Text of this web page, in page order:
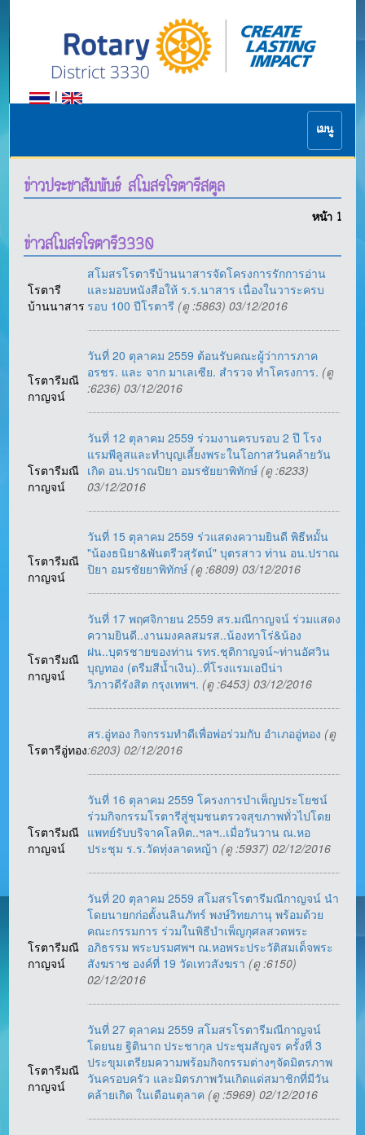
|
เมนู
ข่าวประชาสัมพันธ์ สโมสรโรตารีสตูล
หน้า 1
ข่าวสโมสรโรตารี3330
โรตารี
บ้านนาสาร
สโมสรโรตารีบ้านนาสารจัดโครงการรักการอ่าน
และมอบหนังสือให้ ร.ร.นาสาร เนื่องในวาระครบ
รอบ 100 ปีโรตารี (ดู :5863) 03/12/2016
โรตารีมณี
กาญจน์
วันที่ 20 ตุลาคม 2559 ต้อนรับคณะผู้ว่าการภาค
อรชร. และ จาก มาเลเซีย. สำรวจ ทำโครงการ. (ดู
:6236) 03/12/2016
โรตารีมณี
กาญจน์
วันที่ 12 ตุลาคม 2559 ร่วมงานครบรอบ 2 ปึ โรง
แรมพีลูสและทำบุญเลี้ยงพระในโอกาสวันคล้ายวัน
เกิด อน.ปราณปิยา อมรชัยยาพิทักษ์ (ดู :6233)
03/12/2016
โรตารีมณี
กาญจน์
วันที่ 15 ตุลาคม 2559 ร่วแสดงความยินดี พิธีหมั้น
"น้องธนิยา&พันตรีวสุรัตน์" บุตรสาว ท่าน อน.ปราณ
ปิยา อมรชัยยาพิทักษ์ (ดู :6809) 03/12/2016
โรตารีมณี
กาญจน์
วันที่ 17 พฤศจิกายน 2559 สร.มณีกาญจน์ ร่วมแสดง
ความยินดี..งานมงคลสมรส..น้องทาโร่&น้อง
ฝน..บุตรชายของท่าน รทร.ชุติกาญจน์~ท่านอัศวิน
บุญทอง (ตรีมสีน้ำเงิน)..ที่โรงแรมเอบีน่า
วิภาวดีรังสิต กรุงเทพฯ. (ดู :6453) 03/12/2016
โรตารีอู่ทอง
สร.อู่ทอง กิจกรรมทำดีเพื่อพ่อร่วมกับ อำเภออู่ทอง (ดู
:6203) 02/12/2016
โรตารีมณี
กาญจน์
วันที่ 16 ตุลาคม 2559 โครงการบำเพ็ญประโยชน์
ร่วมกิจกรรมโรตารีสู่ชุมชนตรวจสุขภาพทั่วไปโดย
แพทย์รับบริจาคโลหิต..ฯลฯ..เมื่อวันวาน ณ.หอ
ประชุม ร.ร.วัดทุ่งลาดหญ้า (ดู :5937) 02/12/2016
โรตารีมณี
กาญจน์
วันที่ 20 ตุลาคม 2559 สโมสรโรตารีมณีกาญจน์ นำ
โดยนายกก่อตั้งนลินภัทร์ พงษ์วิทยภานุ พร้อมด้วย
คณะกรรมการ ร่วมในพิธีบำเพ็ญกุศลสวดพระ
อภิธรรม พระบรมศพฯ ณ.หอพระประวัติสมเด็จพระ
สังฆราช องค์ที่ 19 วัดเทวสังฆรา (ดู :6150)
02/12/2016
โรตารีมณี
กาญจน์
วันที่ 27 ตุลาคม 2559 สโมสรโรตารีมณีกาญจน์
โดยนย ฐิตินาถ ประชากุล ประชุมสัญจร ครั้งที่ 3
ประขุมเตรียมความพร้อมกิจกรรมต่างๆจัดมิตรภาพ
วันครอบครัว และมิตรภาพวันเกิดแด่สมาชิกที่มีวัน
คล้ายเกิด ในเดือนตุลาค (ดู :5969) 02/12/2016